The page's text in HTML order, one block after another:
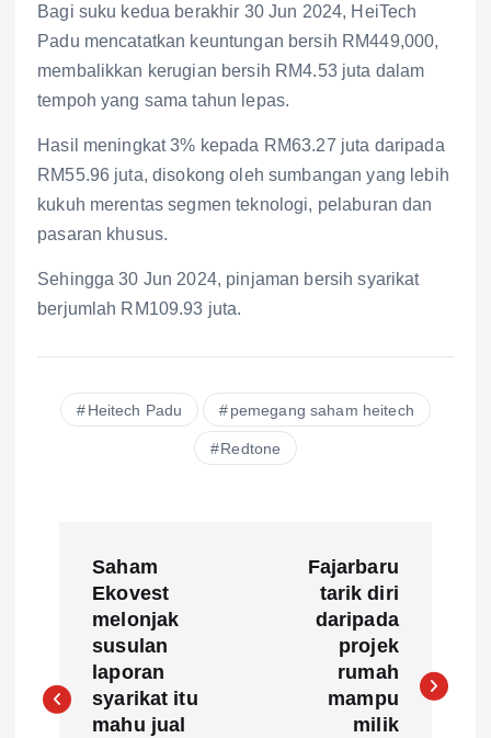
Bagi suku kedua berakhir 30 Jun 2024, HeiTech
Padu mencatatkan keuntungan bersih RM449,000,
membalikkan kerugian bersih RM4.53 juta dalam
tempoh yang sama tahun lepas.
Hasil meningkat 3% kepada RM63.27 juta daripada
RM55.96 juta, disokong oleh sumbangan yang lebih
kukuh merentas segmen teknologi, pelaburan dan
pasaran khusus.
Sehingga 30 Jun 2024, pinjaman bersih syarikat
berjumlah RM109.93 juta.
Heitech Padu pemegang saham heitech
Redtone
t
Saham
Ekovest
melonjak
susulan
laporan
syarikat itu
mahu jual
Fajarbaru
tarik diri
daripada
projek
rumah
mampu
milik